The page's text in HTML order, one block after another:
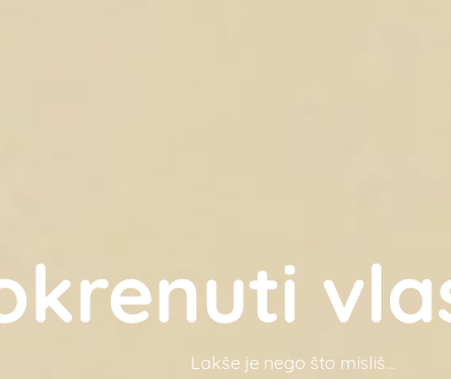
Lakše je nego što misliš...